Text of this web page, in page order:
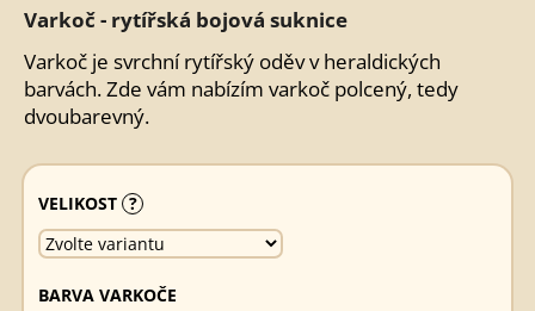
0,0
z
5
hvězdiček.
Varkoč - rytířská bojová suknice
Varkoč je svrchní rytířský oděv v heraldických
barvách. Zde vám nabízím varkoč polcený, tedy
dvoubarevný.
VELIKOST ?
BARVA VARKOČE
r
u
č
u
j
e
m
MEČ